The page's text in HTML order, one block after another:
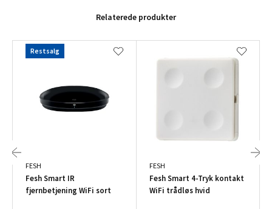
Relaterede produkter
Restsalg
FESH
Fesh Smart IR
fjernbetjening WiFi sort
FESH
Fesh Smart 4-Tryk kontakt
WiFi trådløs hvid